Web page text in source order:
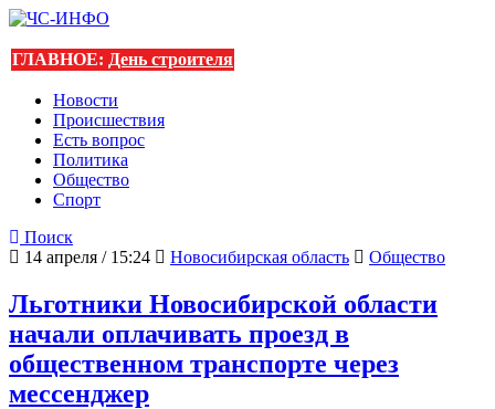
ГЛАВНОЕ: День строителя
Новости
Происшествия
Есть вопрос
Политика
Общество
Спорт
Поиск
14 апреля / 15:24
Новосибирская область Общество
Льготники Новосибирской области
начали оплачивать проезд в
общественном транспорте через
мессенджер